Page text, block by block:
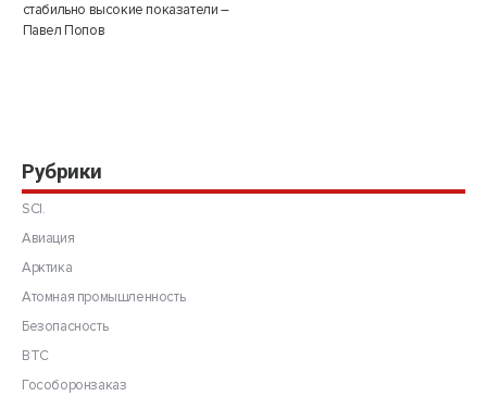
стабильно высокие показатели –
Павел Попов
Рубрики
SCI.
Авиация
Арктика
Атомная промышленность
Безопасность
ВТС
Гособоронзаказ